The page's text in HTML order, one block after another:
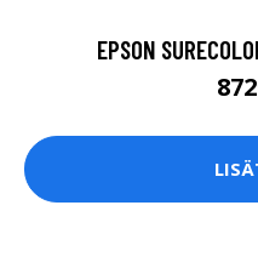
EPSON